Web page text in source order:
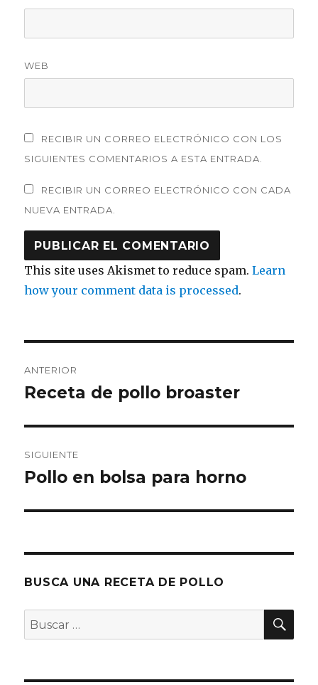
WEB
RECIBIR UN CORREO ELECTRÓNICO CON LOS
SIGUIENTES COMENTARIOS A ESTA ENTRADA.
RECIBIR UN CORREO ELECTRÓNICO CON CADA
NUEVA ENTRADA.
This site uses Akismet to reduce spam.Learn
how your comment data is processed.
de
ANTERIOR
Entrada
Receta de pollo broaster
SIGUIENTE
Entrada
Pollo en bolsa para horno
BUSCA UNA RECETA DE POLLO
Buscar
por: